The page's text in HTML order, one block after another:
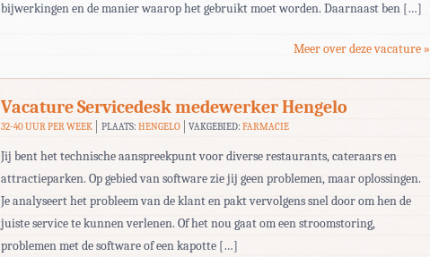
bijwerkingen en de manier waarop het gebruikt moet worden. Daarnaast ben […]
Meer over deze vacature »
Vacature Servicedesk medewerker Hengelo
32-40 UUR PER WEEK PLAATS: HENGELO VAKGEBIED:FARMACIE
Jij bent het technische aanspreekpunt voor diverse restaurants, cateraars en
attractieparken. Op gebied van software zie jij geen problemen, maar oplossingen.
Je analyseert het probleem van de klant en pakt vervolgens snel door om hen de
juiste service te kunnen verlenen. Of het nou gaat om een stroomstoring,
problemen met de software of een kapotte […]